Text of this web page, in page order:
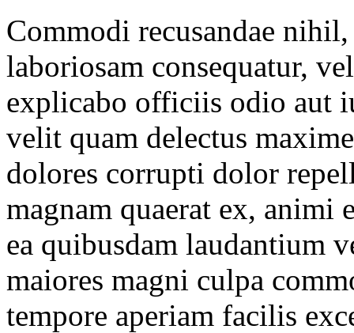
Commodi recusandae
laboriosam consequatur,
explicabo officiis odio aut
velit quam delectus
dolores corrupti dolor
magnam quaerat ex, animi
ea quibusdam laudantium
maiores magni culpa
tempore aperiam facilis